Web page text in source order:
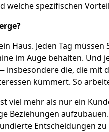
welche spezifischen
Haus. Jeden Tag
im Auge behalten. Und
die, die mit
kümmert. So
viel mehr als nur ein
Beziehungen
Entscheidungen